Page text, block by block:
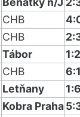
CHB
CHB
Tábor
CHB
6:1
Letňany
1:6
Kobra Praha